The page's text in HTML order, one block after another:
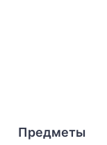
Предметы